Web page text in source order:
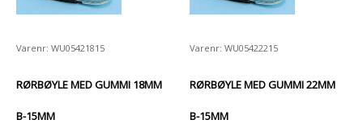
Varenr: WU05421815
RØRBØYLE MED GUMMI 18MM
B-15MM
Varenr: WU05422215
RØRBØYLE MED GUMMI 22MM
B-15MM